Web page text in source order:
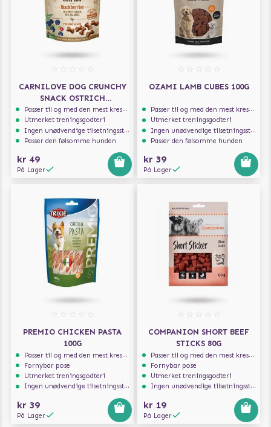
CARNILOVE DOG CRUNCHY
SNACK OSTRICH
BLACKBERRIES 200G
Passer til og med den mest kresne hunden
Utmerket treningsgodteri
Ingen unødvendige tilsetningsstoffer
Passer den følsomme hunden
kr 49
På Lager
OZAMI LAMB CUBES 100G
Passer til og med den mest kresne hunden
Utmerket treningsgodteri
Ingen unødvendige tilsetningsstoffer
Passer den følsomme hunden
kr 39
På Lager
PREMIO CHICKEN PASTA
100G
Passer til og med den mest kresne hunden
Fornybar pose
Utmerket treningsgodteri
Ingen unødvendige tilsetningsstoffer
kr 39
På Lager
COMPANION SHORT BEEF
STICKS 80G
Passer til og med den mest kresne hunden
Fornybar pose
Utmerket treningsgodteri
Ingen unødvendige tilsetningsstoffer
kr 19
På Lager